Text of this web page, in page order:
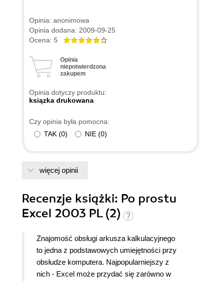
Opinia: anonimowa
Opinia dodana: 2009-09-25
Ocena: 5
Opinia
niepotwierdzona
zakupem
Opinia dotyczy produktu:
ksiązka drukowana
Czy opinia była pomocna:
TAK (0) NIE (0)
więcej opinii
Recenzje książki: Po prostu
Excel 2003 PL (2)
Znajomość obsługi arkusza kalkulacyjnego
to jedna z podstawowych umiejętności przy
obsłudze komputera. Najpopularniejszy z
nich - Excel może przydać się zarówno w